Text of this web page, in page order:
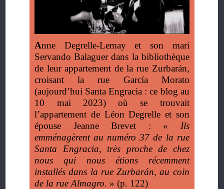
Anne Degrelle-Lemay et son mari
Servando Balaguer dans la bibliothèque
de leur appartement de la rue Zurbarán,
croisant la rue García Morato
(aujourd’hui Santa Engracia : ce blog au
10 mai 2023) où se trouvait
l’appartement de Léon Degrelle et son
épouse Jeanne Brevet : « Ils
emménagèrent au numéro 37 de la rue
Santa Engracia, très proche de chez
nous qui nous étions récemment
installés dans la rue Zurbarán, au coin
de la rue Almagro. » (p. 122)